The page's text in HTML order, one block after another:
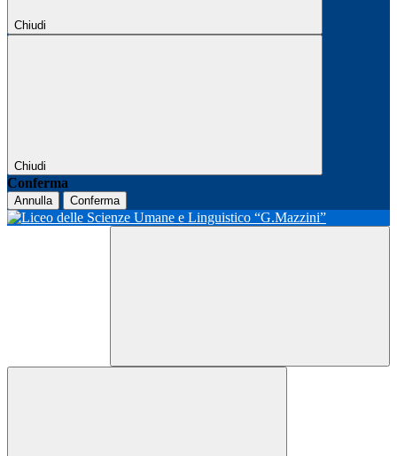
Chiudi
Chiudi
Conferma
Annulla Conferma